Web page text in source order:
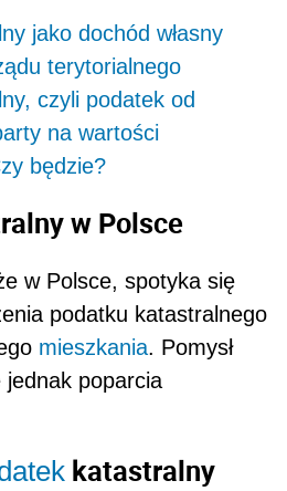
jako dochód własny
terytorialnego
czyli podatek od
na wartości
będzie?
w Polsce
w Polsce, spotyka się
podatku katastralnego
mieszkania. Pomysł
jednak poparcia
katastralny